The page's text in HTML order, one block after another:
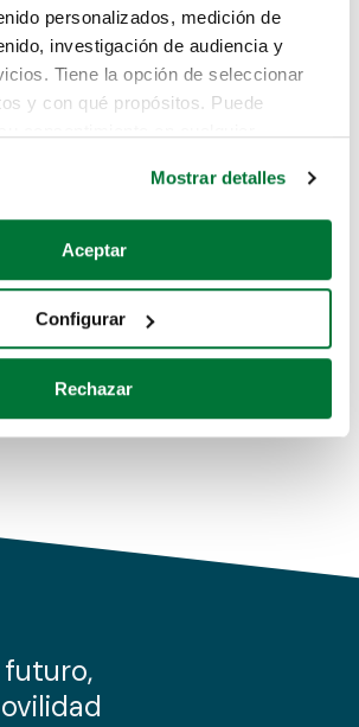
personalizados, medición de
investigación de audiencia y
Tiene la opción de seleccionar
y con qué propósitos. Puede
quisiéramos:
sobre su ubicación geográfica
dispositivo analizándolo activamente
específicas (huellas
sobre cómo se procesan sus
uso que haga del sitio web con
de redes sociales, publicidad y análisis
Mostrar detalles
Aceptar
Configurar
Rechazar
hasta aquí.
el coche que estás
de estos enlaces:
mano